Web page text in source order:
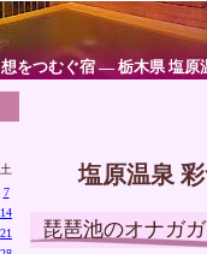
をつむぐ宿 ― 栃木県 塩原
土
7
14
21
塩原温泉
琵琶池のオナガ